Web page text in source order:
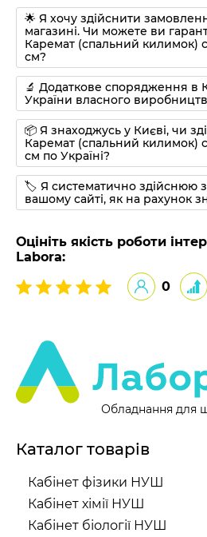
🌟 Я хочу здійснити
магазині. Чи можете ви
Каремат (спальний килимок)
см?
🔬 Додаткове спорядження в
України власного
📦 Я знаходжусь у Києві, чи
Каремат (спальний килимок)
см по Україні?
🏷 Я систематично здійснюю
вашому сайті, як на рахунок
Оцініть якість роботи
Labora:
0
Обладнання для
Каталог товарів
Кабінет фізики НУШ
Кабінет хімії НУШ
Кабінет біології НУШ